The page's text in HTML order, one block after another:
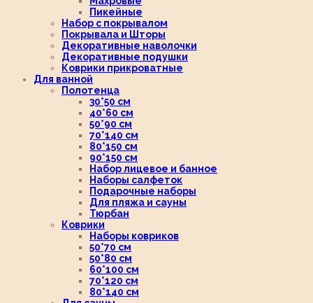
Пикейные
Набор с покрывалом
Покрывала и Шторы
Декоративные наволочки
Декоративные подушки
Коврики прикроватные
Для ванной
Полотенца
30*50 см
40*60 см
50*90 см
70*140 см
80*150 см
90*150 см
Набор лицевое и банное
Наборы салфеток
Подарочные наборы
Для пляжа и сауны
Тюрбан
Коврики
Наборы ковриков
50*70 см
50*80 см
60*100 см
70*120 см
80*140 см